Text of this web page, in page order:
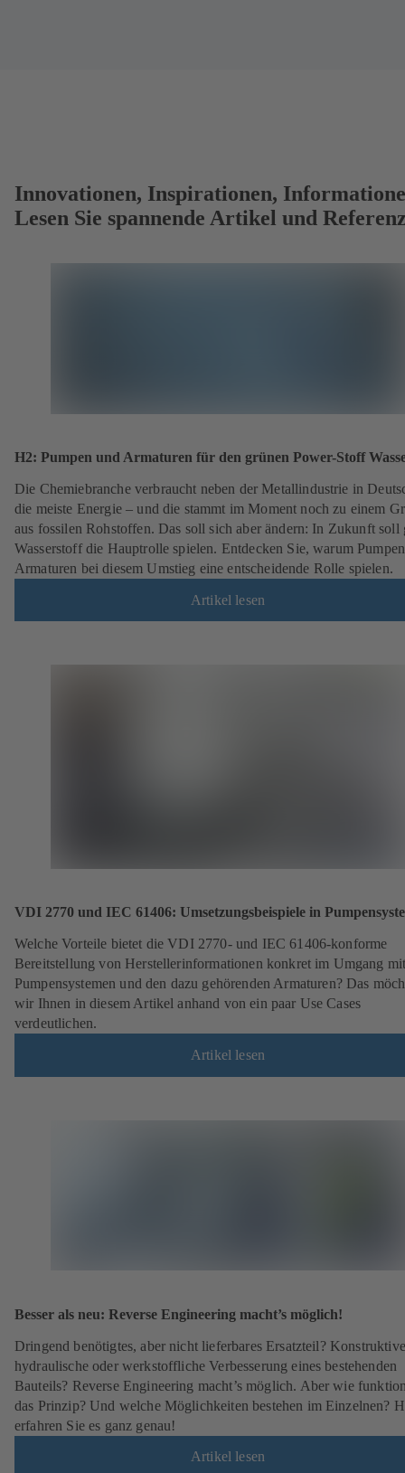
Innovationen, Inspirationen,
Lesen Sie spannende Artikel und
H2: Pumpen und Armaturen für den grünen Power-Stoff
Die Chemiebranche verbraucht neben der Metallindustrie in
die meiste Energie – und die stammt im Moment noch zu einem
aus fossilen Rohstoffen. Das soll sich aber ändern: In Zukunft soll
Wasserstoff die Hauptrolle spielen. Entdecken Sie, warum
Armaturen bei diesem Umstieg eine entscheidende Rolle spielen.
Artikel lesen
VDI 2770 und IEC 61406: Umsetzungsbeispiele in
Welche Vorteile bietet die VDI 2770- und IEC 61406-konforme
Bereitstellung von Herstellerinformationen konkret im Umgang
Pumpensystemen und den dazu gehörenden Armaturen? Das
wir Ihnen in diesem Artikel anhand von ein paar Use Cases
verdeutlichen.
Artikel lesen
Besser als neu: Reverse Engineering macht’s möglich!
Dringend benötigtes, aber nicht lieferbares Ersatzteil?
hydraulische oder werkstoffliche Verbesserung eines bestehenden
Bauteils? Reverse Engineering macht’s möglich. Aber wie
das Prinzip? Und welche Möglichkeiten bestehen im Einzelnen?
erfahren Sie es ganz genau!
Artikel lesen